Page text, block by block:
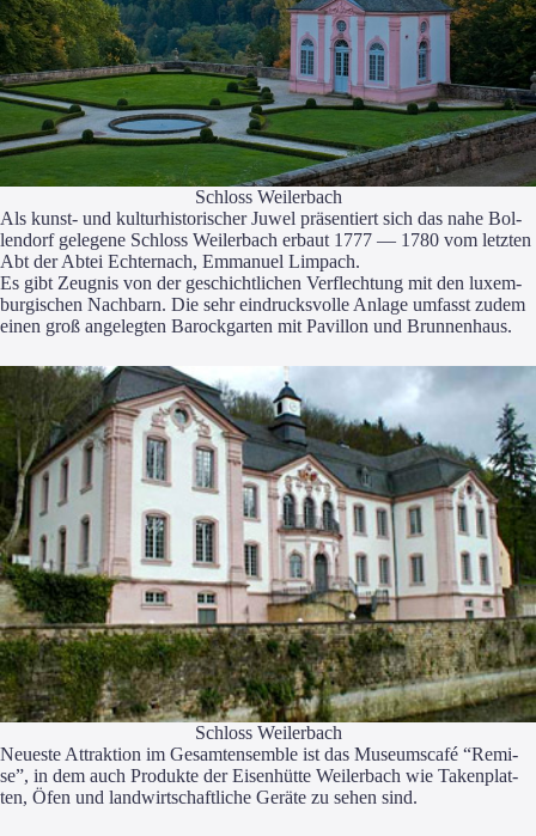
Schloss Wei­ler­bach
Als kunst- und kul­tur­his­to­ri­scher Juwel prä­sen­tiert sich das nahe Bol­
len­dorf gele­ge­ne Schloss Wei­ler­bach erbaut 1777 — 1780 vom letz­ten
Abt der Abtei Ech­ter­nach, Emma­nu­el Lim­pach.
Es gibt Zeug­nis von der geschicht­li­chen Ver­flech­tung mit den luxem­
bur­gi­schen Nach­barn. Die sehr ein­drucks­vol­le Anla­ge umfasst zudem
einen groß ange­leg­ten Barock­gar­ten mit Pavil­lon und Brunnenhaus.
Schloss Wei­ler­bach
Neu­es­te Attrak­ti­on im Gesamt­ensem­ble ist das Muse­ums­ca­fé “Remi­
se”, in dem auch Pro­duk­te der Eisen­hüt­te Wei­ler­bach wie Taken­plat­
ten, Öfen und land­wirt­schaft­li­che Gerä­te zu sehen sind.